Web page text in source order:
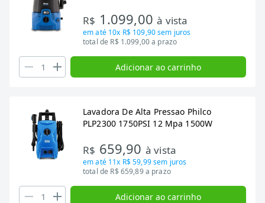
R$ 1.099,00à vista
em até 10x R$ 109,90sem juros
total de R$ 1.099,00 a prazo
Adicionar ao carrinho
Lavadora De Alta Pressao Philco
PLP2300 1750PSI 12 Mpa 1500W
R$ 659,90 à vista
em até 11x R$ 59,99sem juros
total de R$ 659,89 a prazo
Adicionar ao carrinho